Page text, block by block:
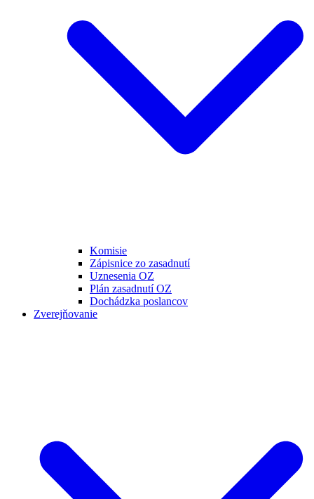
Komisie
Zápisnice zo zasadnutí
Uznesenia OZ
Plán zasadnutí OZ
Dochádzka poslancov
Zverejňovanie